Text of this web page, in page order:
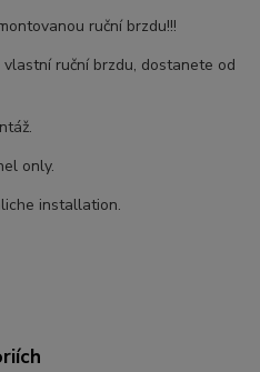
ruční brzdu!!!
ruční brzdu, dostanete od
only.
installation.